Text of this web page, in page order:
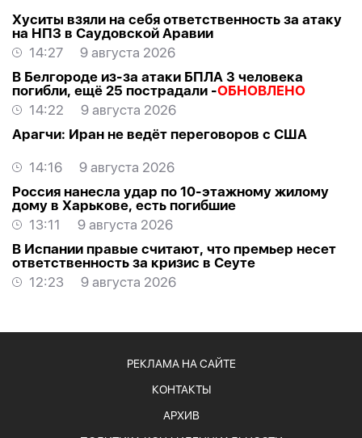
Хуситы взяли на себя ответственность за атаку
на НПЗ в Саудовской Аравии
14:27
9 августа 2026
В Белгороде из-за атаки БПЛА 3 человека
погибли, ещё 25 пострадали -ОБНОВЛЕНО
14:22
9 августа 2026
Арагчи: Иран не ведёт переговоров с США
14:16
9 августа 2026
Россия нанесла удар по 10-этажному жилому
дому в Харькове, есть погибшие
13:11
9 августа 2026
В Испании правые считают, что премьер несет
ответственность за кризис в Сеуте
12:23
9 августа 2026
РЕКЛАМА НА САЙТЕ
КОНТАКТЫ
АРХИВ